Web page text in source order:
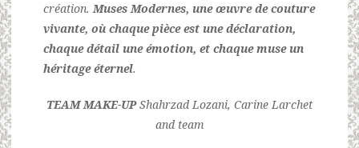
création.Muses Modernes, une œuvre de couture
vivante, où chaque pièce est une déclaration,
chaque détail une émotion, et chaque muse un
héritage éternel.
TEAM MAKE-UPShahrzad Lozani, Carine Larchet
and team